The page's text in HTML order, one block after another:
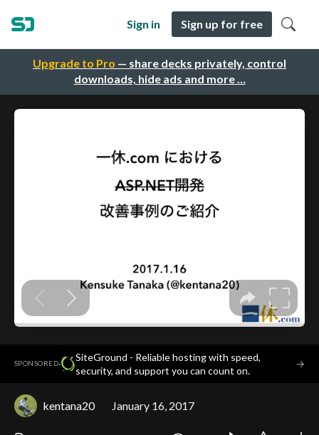
Upgrade to Pro — share decks privately, control
downloads, hide ads and more …
Sign in Sign up for free
SPONSORED·
SiteGround - Reliable hosting with speed,
security, and support you can count on.
→
kentana20 January 16, 2017